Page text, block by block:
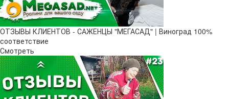
ОТЗЫВЫ КЛИЕНТОВ - САЖЕНЦЫ "МЕГАСАД" | Виноград 100%
соответствие
Смотреть